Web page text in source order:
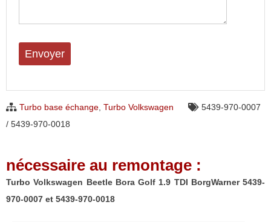
Turbo base échange Turbo Volkswagen
5439-970-0007
/ 5439-970-0018
nécessaire au remontage :
Turbo Volkswagen Beetle Bora Golf 1.9 TDI BorgWarner 5439-
970-0007 et 5439-970-0018